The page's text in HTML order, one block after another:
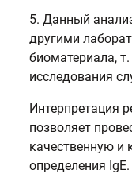
5. Данный
другими
биоматериала,
исследования
Интерпретация
позволяет
качественную и
определения IgE.